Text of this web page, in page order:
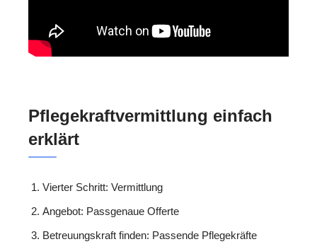
Pflegekraftvermittlung einfach
erklärt
Vierter Schritt: Vermittlung
Angebot: Passgenaue Offerte
Betreuungskraft finden: Passende Pflegekräfte